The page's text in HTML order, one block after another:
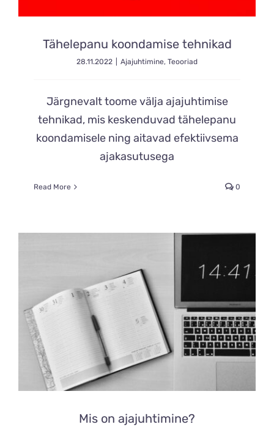
Tähelepanu koondamise tehnikad
28.11.2022 Ajajuhtimine, Teooriad
Järgnevalt toome välja ajajuhtimise
tehnikad, mis keskenduvad tähelepanu
koondamisele ning aitavad efektiivsema
ajakasutusega
Read More 0
Mis on ajajuhtimine?